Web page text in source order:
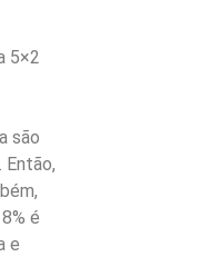
5×2
são
Então,
é
e